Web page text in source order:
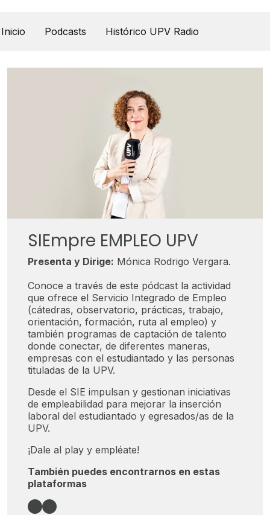
Inicio Podcasts Histórico UPV Radio
SIEmpre EMPLEO UPV
Presenta y Dirige: Mónica Rodrigo Vergara.
Conoce a través de este pódcast la actividad
que ofrece el Servicio Integrado de Empleo
(cátedras, observatorio, prácticas, trabajo,
orientación, formación, ruta al empleo) y
también programas de captación de talento
donde conectar, de diferentes maneras,
empresas con el estudiantado y las personas
tituladas de la UPV.
Desde el SIE impulsan y gestionan iniciativas
de empleabilidad para mejorar la inserción
laboral del estudiantado y egresados/as de la
UPV.
¡Dale al play y empléate!
También puedes encontrarnos en estas
plataformas
Spotify Bandcamp